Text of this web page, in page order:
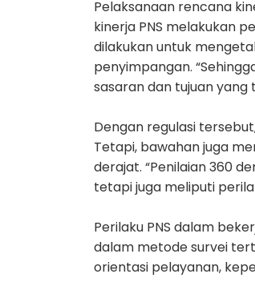
Pelaksanaan rencana
kinerja PNS melakukan
dilakukan untuk
penyimpangan.
sasaran dan tujuan yang
Dengan regulasi
Tetapi, bawahan juga
derajat. “Penilaian 360
tetapi juga meliputi
Perilaku PNS dalam
dalam metode survei
orientasi pelayanan,